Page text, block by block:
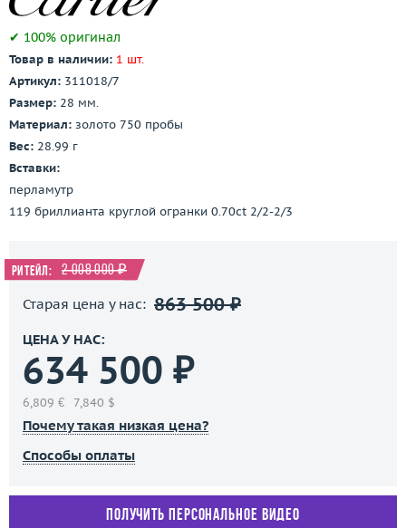
✔ 100% оригинал
Товар в наличии: 1 шт.
Артикул: 311018/7
Размер: 28 мм.
Материал: золото 750 пробы
Вес: 28.99 г
Вставки:
перламутр
119 бриллианта круглой огранки 0.70ct 2/2-2/3
Ритейл: 2 008 000 ₽
Старая цена у нас: 863 500 ₽
ЦЕНА У НАС:
634 500 ₽
6,809 € 7,840 $
Почему такая низкая цена?
Способы оплаты
Получить персональное видео